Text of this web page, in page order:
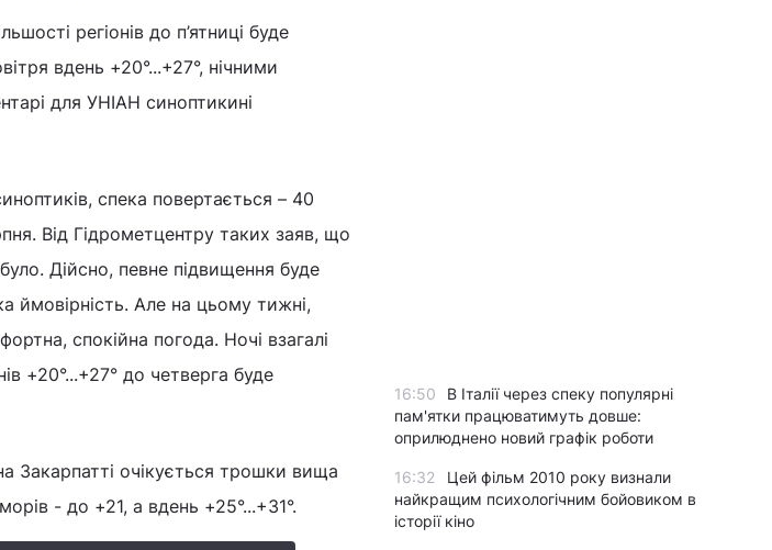
регіонів до п’ятниці буде
вдень +20°...+27°, нічними
для УНІАН синоптикині
спека повертається – 40
Від Гідрометцентру таких заяв, що
Дійсно, певне підвищення буде
ймовірність. Але на цьому тижні,
спокійна погода. Ночі взагалі
+20°...+27° до четверга буде
Закарпатті очікується трошки вища
- до +21, а вдень +25°...+31°.
16:50
В Італії через спеку популярні
пам'ятки працюватимуть довше:
оприлюднено новий графік роботи
16:32
Цей фільм 2010 року визнали
найкращим психологічним бойовиком в
історії кіно